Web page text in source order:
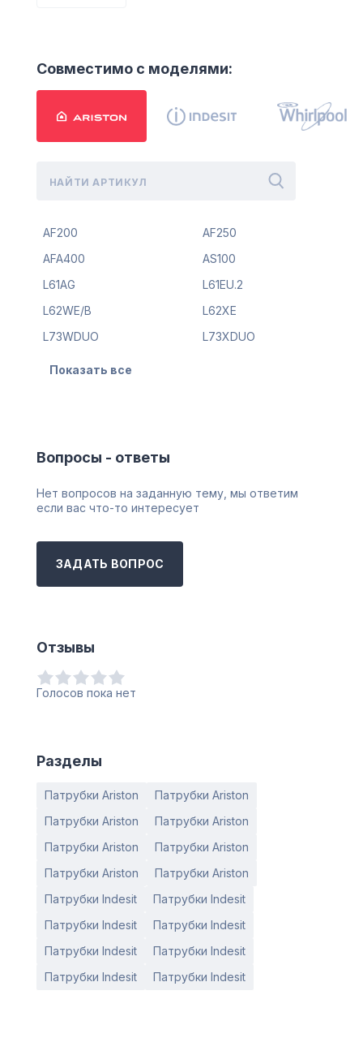
Совместимо с моделями:
AF200 AF250
AFA400
AS100
L61AG
L61EU.2
L62WE/B
L62XE
L73WDUO
L73XDUO
Показать все
Вопросы - ответы
Нет вопросов на заданную тему, мы ответим
если вас что-то интересует
ЗАДАТЬ ВОПРОС
Отзывы
Голосов пока нет
Разделы
Патрубки Ariston
Патрубки Ariston
Патрубки Ariston
Патрубки Ariston
Патрубки Ariston
Патрубки Ariston
Патрубки Ariston
Патрубки Ariston
Патрубки Indesit
Патрубки Indesit
Патрубки Indesit
Патрубки Indesit
Патрубки Indesit
Патрубки Indesit
Патрубки Indesit
Патрубки Indesit